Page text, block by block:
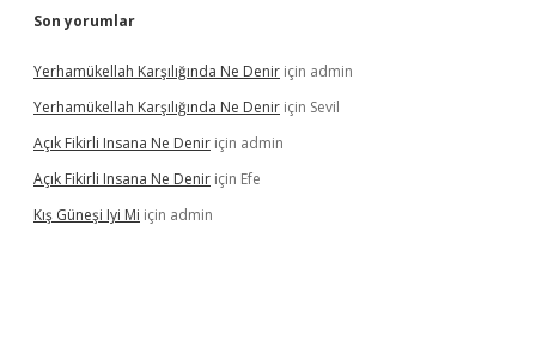
Son yorumlar
Yerhamükellah Karşılığında Ne Denir için admin
Yerhamükellah Karşılığında Ne Denir için Sevil
Açık Fikirli Insana Ne Denir için admin
Açık Fikirli Insana Ne Denir için Efe
Kış Güneşi Iyi Mi için admin